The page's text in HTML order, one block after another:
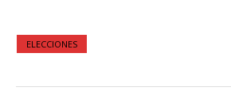
ELECCIONES